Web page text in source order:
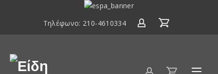
ΕΣΠΑ
2020
Τηλέφωνο: 210-4610334
Είδη